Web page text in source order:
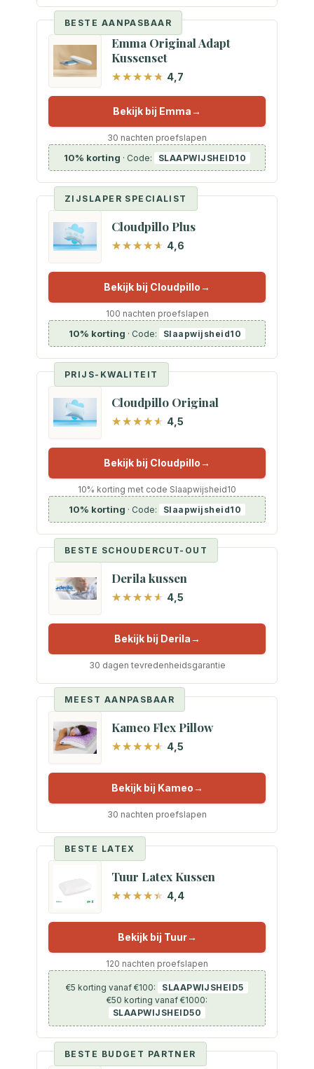
BESTE AANPASBAAR
Emma Original Adapt
Kussenset
4,7
Bekijk bij Emma
30 nachten proefslapen
10% korting · Code: SLAAPWIJSHEID10
ZIJSLAPER SPECIALIST
Cloudpillo Plus
4,6
Bekijk bij Cloudpillo
100 nachten proefslapen
10% korting · Code: Slaapwijsheid10
PRIJS-KWALITEIT
Cloudpillo Original
4,5
Bekijk bij Cloudpillo
10% korting met code Slaapwijsheid10
10% korting · Code: Slaapwijsheid10
BESTE SCHOUDERCUT-OUT
Derila kussen
4,5
Bekijk bij Derila
30 dagen tevredenheidsgarantie
MEEST AANPASBAAR
Kameo Flex Pillow
4,5
Bekijk bij Kameo
30 nachten proefslapen
BESTE LATEX
Tuur Latex Kussen
4,4
Bekijk bij Tuur
120 nachten proefslapen
€5 korting vanaf €100:
SLAAPWIJSHEID5
€50 korting vanaf €1000:
SLAAPWIJSHEID50
BESTE BUDGET PARTNER